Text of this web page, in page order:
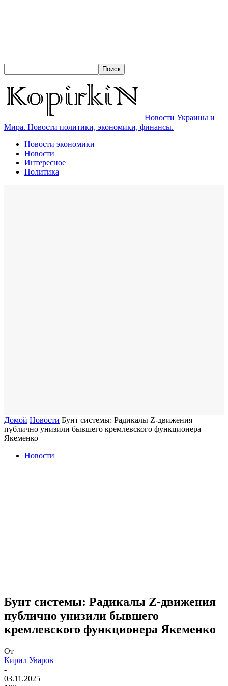
Новости Украины и
Мира. Новости политики, экономики, финансы.
Новости экономики
Новости
Интересное
Политика
Домой Новости Бунт системы: Радикалы Z-движения
публично унизили бывшего кремлевского функционера
Якеменко
Новости
Бунт системы: Радикалы Z-движения
публично унизили бывшего
кремлевского функционера Якеменко
От
Кирил Уваров
-
03.11.2025